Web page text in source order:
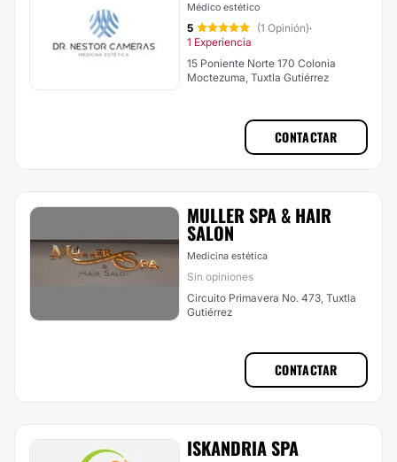
Médico estético
5 (1 Opinión)·
1 Experiencia
15 Poniente Norte 170 Colonia
Moctezuma, Tuxtla Gutiérrez
CONTACTAR
MULLER SPA & HAIR
SALON
Medicina estética
Sin opiniones
Circuito Primavera No. 473, Tuxtla
Gutiérrez
CONTACTAR
ISKANDRIA SPA